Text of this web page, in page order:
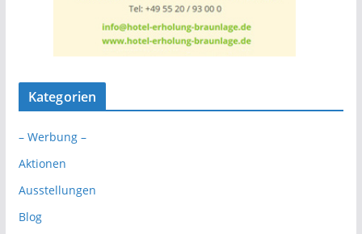
Kategorien
– Werbung –
Aktionen
Ausstellungen
Blog